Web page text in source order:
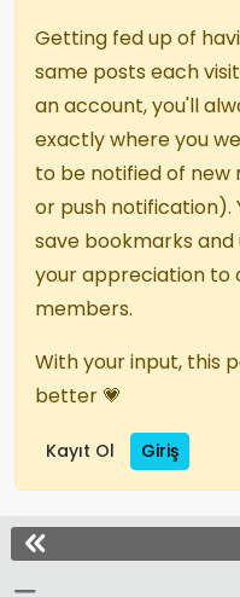
Getting fed up of
same posts each
an account, you'll
exactly where you
to be notified of new
or push notification).
save bookmarks
your appreciation to
members.
With your input, this
better 💗
Kayıt Ol Giriş